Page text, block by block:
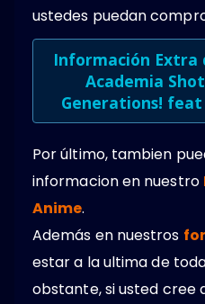
ustedes puedan
Información Extra
Academia
Generations! feat
Por último, tambien
informacion en nuestro
Anime.
Además en nuestros
estar a la ultima de
obstante, si usted cree